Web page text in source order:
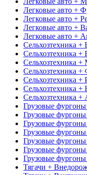
Легковые авто +
Легковые авто +
Легковые авто +
Легковые авто +
Сельхозтехника
Сельхозтехника
Сельхозтехника
Сельхозтехника +
Сельхозтехника +
Сельхозтехника
Сельхозтехника +
Грузовые
Грузовые
Грузовые
Грузовые
Грузовые
Грузовые
Грузовые
Тягачи +